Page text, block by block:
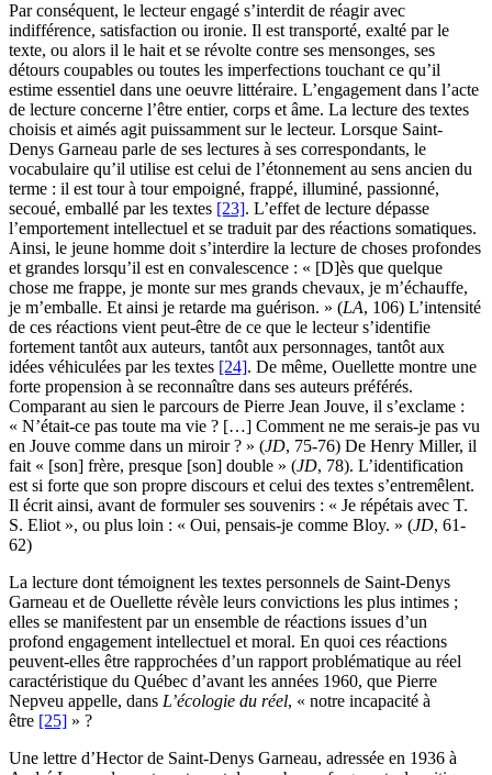
Par conséquent, le lecteur engagé s’interdit de réagir avec
indifférence, satisfaction ou ironie. Il est transporté, exalté par le
texte, ou alors il le hait et se révolte contre ses mensonges, ses
détours coupables ou toutes les imperfections touchant ce qu’il
estime essentiel dans une oeuvre littéraire. L’engagement dans l’acte
de lecture concerne l’être entier, corps et âme. La lecture des textes
choisis et aimés agit puissamment sur le lecteur. Lorsque Saint-
Denys Garneau parle de ses lectures à ses correspondants, le
vocabulaire qu’il utilise est celui de l’étonnement au sens ancien du
terme : il est tour à tour empoigné, frappé, illuminé, passionné,
secoué, emballé par les textes [23]. L’effet de lecture dépasse
l’emportement intellectuel et se traduit par des réactions somatiques.
Ainsi, le jeune homme doit s’interdire la lecture de choses profondes
et grandes lorsqu’il est en convalescence : « [D]ès que quelque
chose me frappe, je monte sur mes grands chevaux, je m’échauffe,
je m’emballe. Et ainsi je retarde ma guérison. » (LA, 106) L’intensité
de ces réactions vient peut-être de ce que le lecteur s’identifie
fortement tantôt aux auteurs, tantôt aux personnages, tantôt aux
idées véhiculées par les textes [24]. De même, Ouellette montre une
forte propension à se reconnaître dans ses auteurs préférés.
Comparant au sien le parcours de Pierre Jean Jouve, il s’exclame :
« N’était-ce pas toute ma vie ? […] Comment ne me serais-je pas vu
en Jouve comme dans un miroir ? » (JD, 75-76) De Henry Miller, il
fait « [son] frère, presque [son] double » (JD, 78). L’identification
est si forte que son propre discours et celui des textes s’entremêlent.
Il écrit ainsi, avant de formuler ses souvenirs : « Je répétais avec T.
S. Eliot », ou plus loin : « Oui, pensais-je comme Bloy. » (JD, 61-
62)
La lecture dont témoignent les textes personnels de Saint-Denys
Garneau et de Ouellette révèle leurs convictions les plus intimes ;
elles se manifestent par un ensemble de réactions issues d’un
profond engagement intellectuel et moral. En quoi ces réactions
peuvent-elles être rapprochées d’un rapport problématique au réel
caractéristique du Québec d’avant les années 1960, que Pierre
Nepveu appelle, dans L’écologie du réel, « notre incapacité à
être [25] » ?
Une lettre d’Hector de Saint-Denys Garneau, adressée en 1936 à